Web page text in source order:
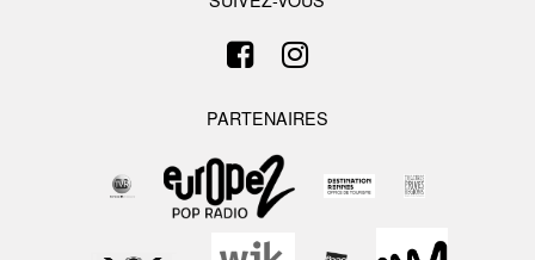
PARTENAIRES